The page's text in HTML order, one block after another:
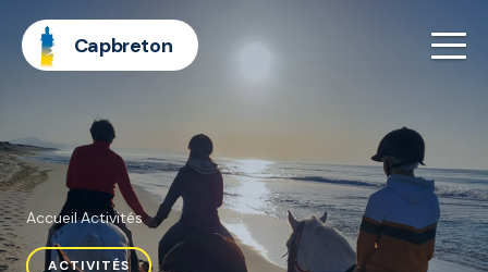
Capbreton
Accueil·Activités
ACTIVITÉS